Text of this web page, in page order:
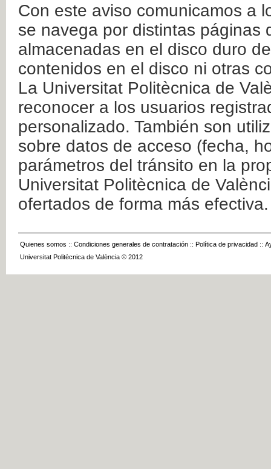
Con este aviso comunicamos a
se navega por distintas páginas
almacenadas en el disco duro
contenidos en el disco ni otras
La Universitat Politècnica de
reconocer a los usuarios
personalizado. También son
sobre datos de acceso (fecha,
parámetros del tránsito en la
Universitat Politècnica de
ofertados de forma más efectiva.
Quienes somos :: Condiciones generales de contratación :: Política de privacidad ::
Universitat Politècnica de València © 2012